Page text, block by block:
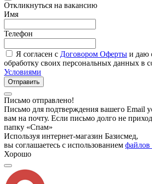
Откликнуться на вакансию
Имя
Телефон
Я согласен с Договором Оферты и даю
обработку своих персональных данных в
Условиями
Отправить
Письмо отправлено!
Письмо для подтверждения вашего Email
вам на почту. Если письмо долго не
папку «Спам»
Используя интернет-магазин Базисмед,
вы соглашаетесь с использованием файлов
Хорошо